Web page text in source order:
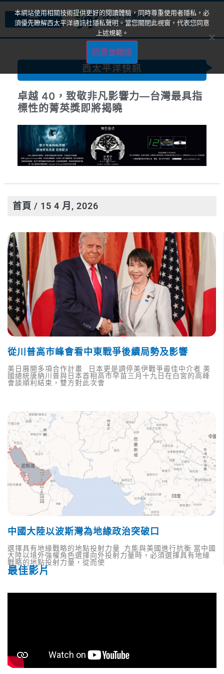
西太平洋快訊
卓越 40，致敬非凡影響力—台灣最具指
標性的菁英獎即將揭曉
首頁 / 15 4 月, 2026
從川普高巿峰會看中東戰爭後續局勢及影響
美日展開多項合作計畫 日本更是調停美伊戰爭最佳中介者 美
國總統唐納川普與日本首相高市早苗三月十九日在白宮的高峰
會談順利結束，雙方對此次會
中國大陸以波斯灣為地緣政治突破口
選擇具有地緣戰略的地點投射力量 方能與美國進行抗衡 當中國
大陸以境外強權角色選擇向外投射力量時，必須選擇具有地緣
戰略的地點投射力量，從而使
最佳影片
本網站使用相關技術提供更好的閱讀體驗，同時尊重使用者隱私，必
須優先瞭解西太平洋通訊社隱私聲明。當您關閉此視窗，代表您同意
上述規範。
同意並關閉